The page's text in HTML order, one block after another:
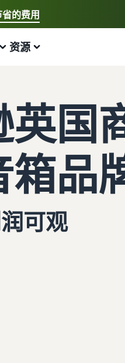
的费用
选择
新手指南
开始在亚马逊销售商
新卖家奖励
获得超过 4.2 万英镑的
第一年销售额增长 9 倍
配送欧洲各地的
节省 53% 的配送费用
跨渠道配送订单
使用亚马逊物流库存在
开始使用亚马逊物流低
销售手工制品
加入艺术家专属社区
销售定制商品
为买家提供个性化服务
解锁全球销售机会
估算商品
预览销售手续费、配
按配送方式比较估
比较亚马逊物流与其他
预览亚马逊物流商品的
资源
博客
获取电子商务提示和
什么是代发货？
了解如何将装卸和配送
了解如何启动线上销售
英国
箱品
可观